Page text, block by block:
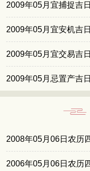
2009年05月宜捕捉吉日
2009年05月宜安机吉日
2009年05月宜交易吉日
2009年05月忌置产吉日